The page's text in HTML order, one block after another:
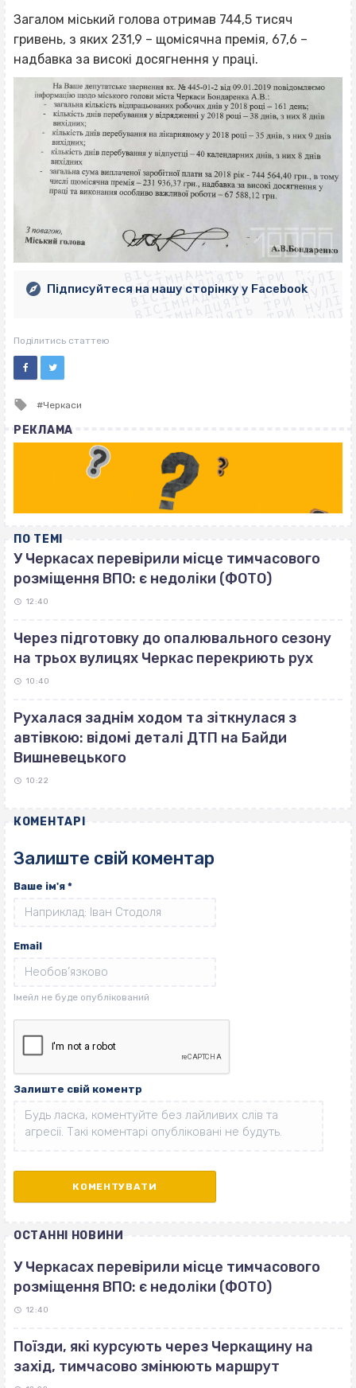
Загалом міський голова отримав 744,5 тисяч
гривень, з яких 231,9 – щомісячна премія, 67,6 –
надбавка за високі досягнення у праці.
ВІСІМНАДЦЯТЬ ТРИ НУЛІ
ВІСІМНАДЦЯТЬ ТРИ НУЛІ
ВІСІМНАДЦЯТЬ ТРИ НУЛІ
ВІСІМНАДЦЯТЬ ТРИ НУЛІ
ВІСІМНАДЦЯТЬ ТРИ НУЛІ
ВІСІМНАДЦЯТЬ ТРИ НУЛІ
ВІСІМНАДЦЯТЬ ТРИ НУЛІ
ВІСІМНАДЦЯТЬ ТРИ НУЛІ
Підписуйтеся на нашу сторінку у Facebook
Поділитись статтею
Tagged
Черкаси
РЕКЛАМА
ПО ТЕМІ
У Черкасах перевірили місце тимчасового
розміщення ВПО: є недоліки (ФОТО)
12:40
Через підготовку до опалювального сезону
на трьох вулицях Черкас перекриють рух
10:40
Рухалася заднім ходом та зіткнулася з
автівкою: відомі деталі ДТП на Байди
Вишневецького
10:22
КОМЕНТАРІ
Залиште свій коментар
Ваше ім'я *
Email
Залиште свій коментр
ОСТАННІ НОВИНИ
У Черкасах перевірили місце тимчасового
розміщення ВПО: є недоліки (ФОТО)
12:40
Поїзди, які курсують через Черкащину на
захід, тимчасово змінюють маршрут